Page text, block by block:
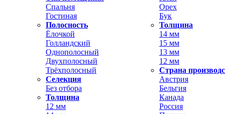
Спальня
Гостиная
Полосность
Ёлочкой
Голландский
Однополосный
Двухполосный
Трёхполосный
Селекция
Без отбора
Орех
Бук
Толщина
14 мм
15 мм
13 мм
12 мм
Страна
Австрия
Бельгия
Толщина
12 мм
Канада
Россия